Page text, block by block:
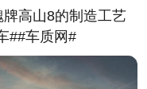
高山8的制造工艺
##车质网#